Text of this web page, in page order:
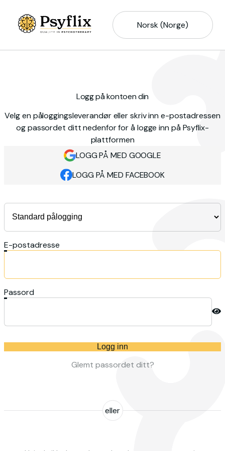
Norsk (Norge)
Logg på kontoen din
Velg en påloggingsleverandør eller skriv inn e-postadressen
og passordet ditt nedenfor for å logge inn på Psyflix-
plattformen
LOGG PÅ MED GOOGLE
LOGG PÅ MED FACEBOOK
E-postadresse
Passord
Logg inn
Glemt passordet ditt?
eller